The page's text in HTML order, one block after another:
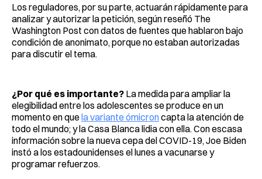
Los reguladores, por su parte, actuarán rápidamente para
analizar y autorizar la petición, según reseñó The
Washington Post con datos de fuentes que hablaron bajo
condición de anonimato, porque no estaban autorizadas
para discutir el tema.
¿Por qué es importante? La medida para ampliar la
elegibilidad entre los adolescentes se produce en un
momento en quela variante ómicroncapta la atención de
todo el mundo; y la Casa Blanca lidia con ella. Con escasa
información sobre la nueva cepa del COVID-19, Joe Biden
instó a los estadounidenses el lunes a vacunarse y
programar refuerzos.